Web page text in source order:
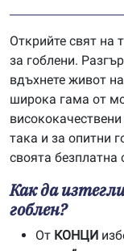
Открийте свят на
за гоблени.
вдъхнете живот
широка гама от
така и за опитни
своята безплатна
Как да
гоблен?
От КОНЦИ